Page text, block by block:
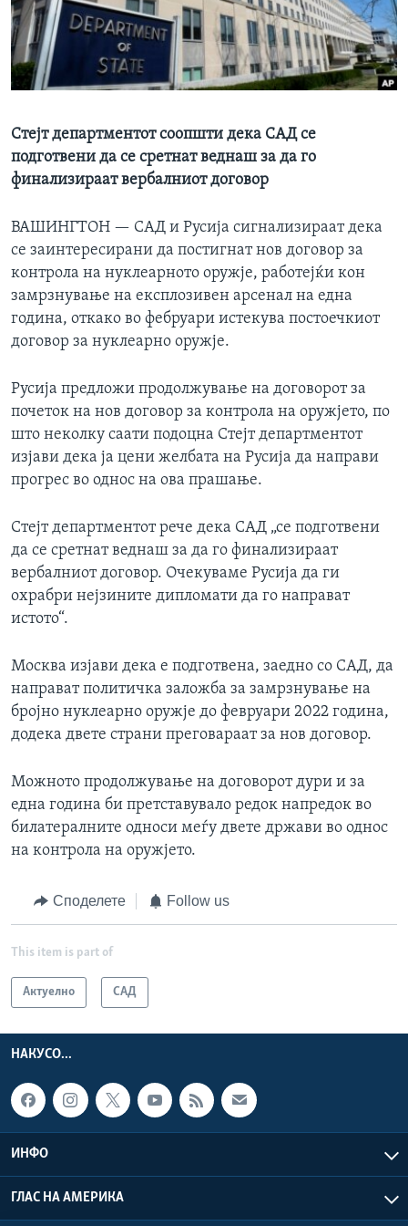
ИНТЕРВЈУА
Јазици
Стејт департментот соопшти дека САД се
подготвени да се сретнат веднаш за да го
финализираат вербалниот договор
ВАШИНГТОН — САД и Русија сигнализираат дека
се заинтересирани да постигнат нов договор за
контрола на нуклеарното оружје, работејќи кон
замрзнување на експлозивен арсенал на една
година, откако во фебруари истекува постоечкиот
договор за нуклеарно оружје.
Русија предложи продолжување на договорот за
почеток на нов договор за контрола на оружјето, по
што неколку саати подоцна Стејт департментот
изјави дека ја цени желбата на Русија да направи
прогрес во однос на ова прашање.
Стејт департментот рече дека САД „се подготвени
да се сретнат веднаш за да го финализираат
вербалниот договор. Очекуваме Русија да ги
охрабри нејзините дипломати да го направат
истото“.
Москва изјави дека е подготвена, заедно со САД, да
направат политичка заложба за замрзнување на
бројно нуклеарно оружје до февруари 2022 година,
додека двете страни преговараат за нов договор.
Можното продолжување на договорот дури и за
една година би претставувало редок напредок во
билатералните односи меѓу двете држави во однос
на контрола на оружјето.
Споделете Follow us
This item is part of
Актуелно САД
НАКУСО...
ИНФО
ГЛАС НА АМЕРИКА